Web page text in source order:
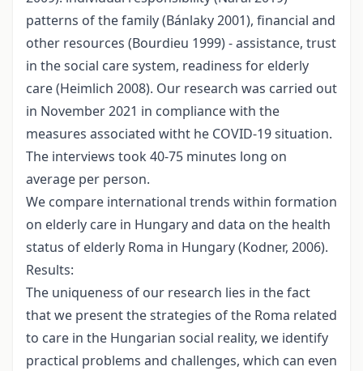
patterns of the family (Bánlaky 2001), financial and
other resources (Bourdieu 1999) - assistance, trust
in the social care system, readiness for elderly
care (Heimlich 2008). Our research was carried out
in November 2021 in compliance with the
measures associated witht he COVID-19 situation.
The interviews took 40-75 minutes long on
average per person.
We compare international trends within formation
on elderly care in Hungary and data on the health
status of elderly Roma in Hungary (Kodner, 2006).
Results:
The uniqueness of our research lies in the fact
that we present the strategies of the Roma related
to care in the Hungarian social reality, we identify
practical problems and challenges, which can even